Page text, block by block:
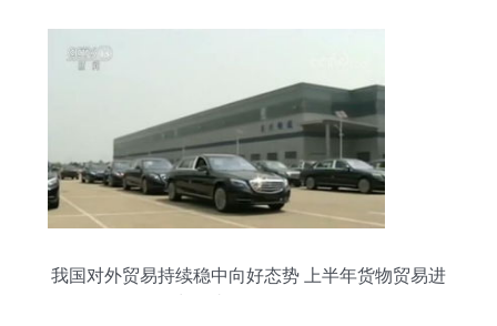
我国对外贸易持续稳中向好态势 上半年货物贸易进